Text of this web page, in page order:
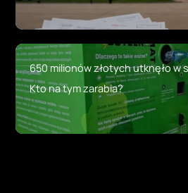
650 milionów złotych utknęło w
Kto na tym zarabia?